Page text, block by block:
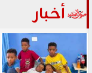
أخبار